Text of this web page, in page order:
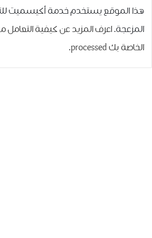
هذا الموقع يستخدم خدمة أكيسميت
المزعجة.اعرف المزيد عن كيفية التعامل
الخاصة بك processed
.